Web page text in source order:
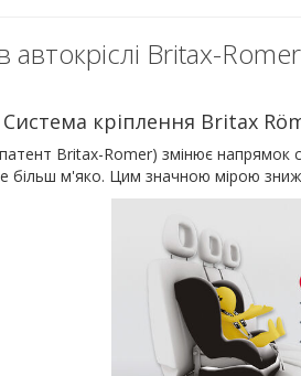
автокріслі Britax-
Система кріплення Britax
Britax-Romer) змінює напрямок
більш м'яко. Цим значною мірою